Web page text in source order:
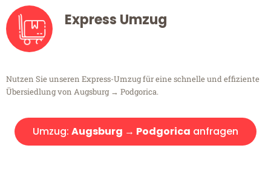
Express Umzug
Nutzen Sie unseren Express-Umzug für eine schnelle und effiziente
Übersiedlung von Augsburg → Podgorica.
Umzug: Augsburg → Podgorica anfragen